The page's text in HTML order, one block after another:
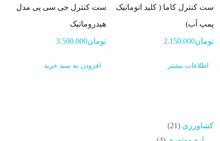
ست کنترل کاما ( کلید اتوماتیک
پمپ آب)
تومان2.150.000
اطلاعات بیشتر
ست کنترل جی سی پی مدل
هیدروماتیک
تومان3.500.000
افزودن به سبد خرید
کشاورزی 21
21
محصولات
4